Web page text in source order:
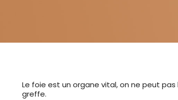
Le foie est un organe vital, on ne peut
greffe.